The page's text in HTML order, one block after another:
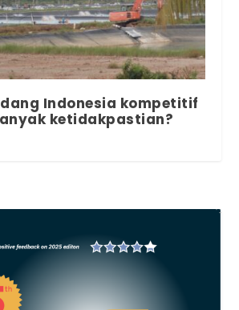
Indonesia kompetitif
ketidakpastian?